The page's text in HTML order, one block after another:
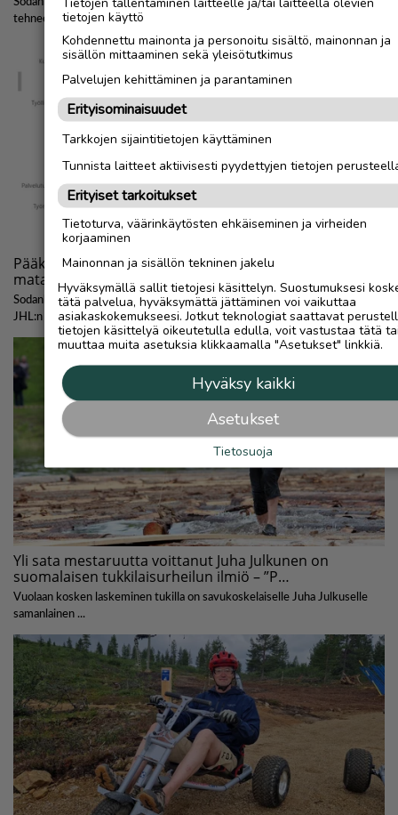
tietojen käyttö
Kohdennettu mainonta ja personoitu sisältö, mainonnan ja
sisällön mittaaminen sekä yleisötutkimus
Palvelujen kehittäminen ja parantaminen
Erityisominaisuudet
Tarkkojen sijaintitietojen käyttäminen
Tunnista laitteet aktiivisesti pyydettyjen tietojen
Erityiset tarkoitukset
Tietoturva, väärinkäytösten ehkäiseminen ja virheiden
korjaaminen
Mainonnan ja sisällön tekninen jakelu
Hyväksymällä sallit tietojesi käsittelyn. Suostumuksesi
tätä palvelua, hyväksymättä jättäminen voi vaikuttaa
asiakaskokemukseesi. Jotkut teknologiat saattavat
tietojen käsittelyä oikeutetulla edulla, voit vastustaa tätä
muuttaa muita asetuksia klikkaamalla "Asetukset" linkkiä.
Hyväksy kaikki
Asetukset
Tietosuoja